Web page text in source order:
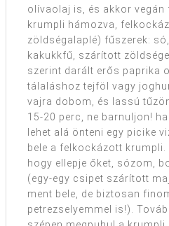
olívaolaj is, és akkor
krumpli hámozva,
zöldségalaplé) fűszerek:
kakukkfű, szárított
szerint darált erős paprika
tálaláshoz tejföl vagy
vajra dobom, és lassú
15-20 perc, ne barnuljon!
lehet alá önteni egy picike
bele a felkockázott krumpli.
hogy ellepje őket, sózom,
(egy-egy csipet szárított
ment bele, de biztosan
petrezselyemmel is!).